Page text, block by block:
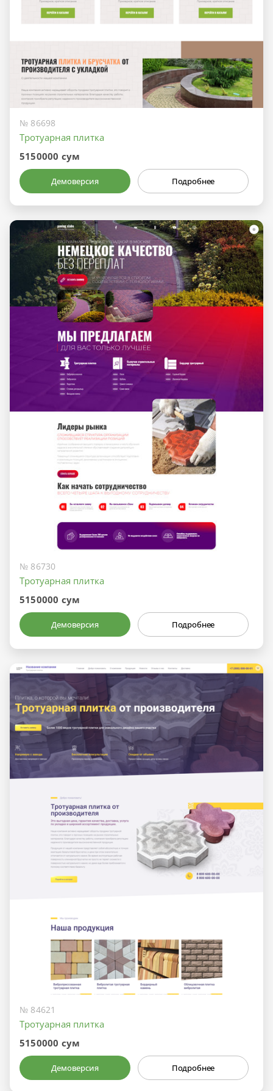
№ 86698
Тротуарная плитка
5150000 сум
Демоверсия Подробнее
№ 86730
Тротуарная плитка
5150000 сум
Демоверсия Подробнее
№ 84621
Тротуарная плитка
5150000 сум
Демоверсия Подробнее